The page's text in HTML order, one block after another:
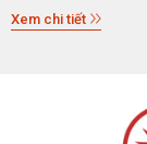
Xem chi tiết